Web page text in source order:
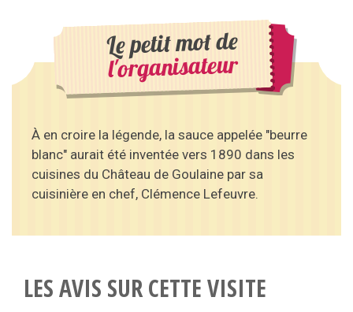
Le petit mot de
l'organisateur
À en croire la légende, la sauce appelée "beurre
blanc" aurait été inventée vers 1890 dans les
cuisines du Château de Goulaine par sa
cuisinière en chef, Clémence Lefeuvre.
LES AVIS SUR CETTE VISITE